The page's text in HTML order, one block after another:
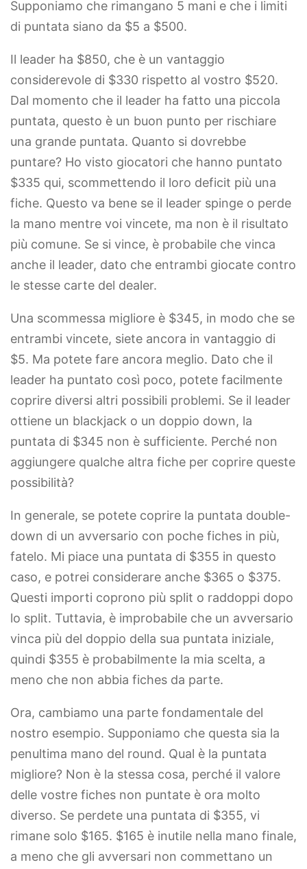
Supponiamo che rimangano 5 mani e che i limiti
di puntata siano da $5 a $500.
Il leader ha $850, che è un vantaggio
considerevole di $330 rispetto al vostro $520.
Dal momento che il leader ha fatto una piccola
puntata, questo è un buon punto per rischiare
una grande puntata. Quanto si dovrebbe
puntare? Ho visto giocatori che hanno puntato
$335 qui, scommettendo il loro deficit più una
fiche. Questo va bene se il leader spinge o perde
la mano mentre voi vincete, ma non è il risultato
più comune. Se si vince, è probabile che vinca
anche il leader, dato che entrambi giocate contro
le stesse carte del dealer.
Una scommessa migliore è $345, in modo che se
entrambi vincete, siete ancora in vantaggio di
$5. Ma potete fare ancora meglio. Dato che il
leader ha puntato così poco, potete facilmente
coprire diversi altri possibili problemi. Se il leader
ottiene un blackjack o un doppio down, la
puntata di $345 non è sufficiente. Perché non
aggiungere qualche altra fiche per coprire queste
possibilità?
In generale, se potete coprire la puntata double-
down di un avversario con poche fiches in più,
fatelo. Mi piace una puntata di $355 in questo
caso, e potrei considerare anche $365 o $375.
Questi importi coprono più split o raddoppi dopo
lo split. Tuttavia, è improbabile che un avversario
vinca più del doppio della sua puntata iniziale,
quindi $355 è probabilmente la mia scelta, a
meno che non abbia fiches da parte.
Ora, cambiamo una parte fondamentale del
nostro esempio. Supponiamo che questa sia la
penultima mano del round. Qual è la puntata
migliore? Non è la stessa cosa, perché il valore
delle vostre fiches non puntate è ora molto
diverso. Se perdete una puntata di $355, vi
rimane solo $165. $165 è inutile nella mano finale,
a meno che gli avversari non commettano un